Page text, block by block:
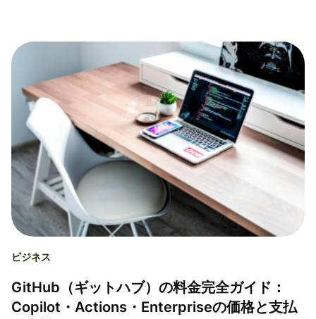
ビジネス
GitHub（ギットハブ）の料金完全ガイド：
Copilot・Actions・Enterpriseの価格と支払